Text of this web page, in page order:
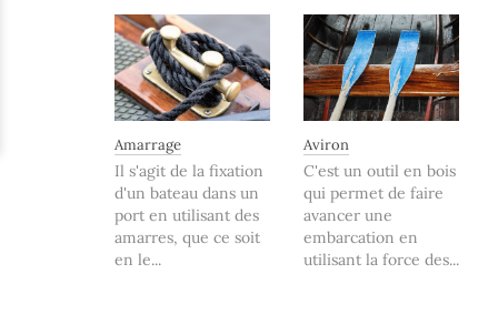
Amarrage
Il s'agit de la fixation
d'un bateau dans un
port en utilisant des
amarres, que ce soit
en le...
Aviron
C'est un outil en bois
qui permet de faire
avancer une
embarcation en
utilisant la force des...